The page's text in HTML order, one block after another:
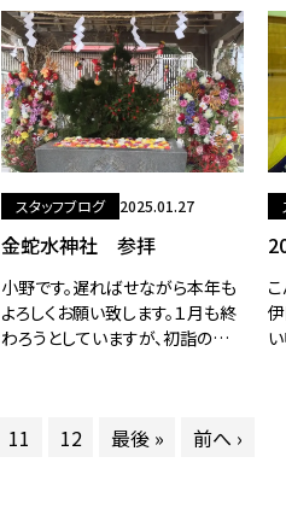
ですが、お客様へのお引き渡しを
控えて、最後の見学会となります。
リビングからの
スタッフブログ 2025.01.27
金蛇水神社 参拝
小野です。遅ればせながら本年も
よろしくお願い致します。１月も終
わろうとしていますが、初詣の話
三が日を過ぎ
11 12 最後 » 前へ ›